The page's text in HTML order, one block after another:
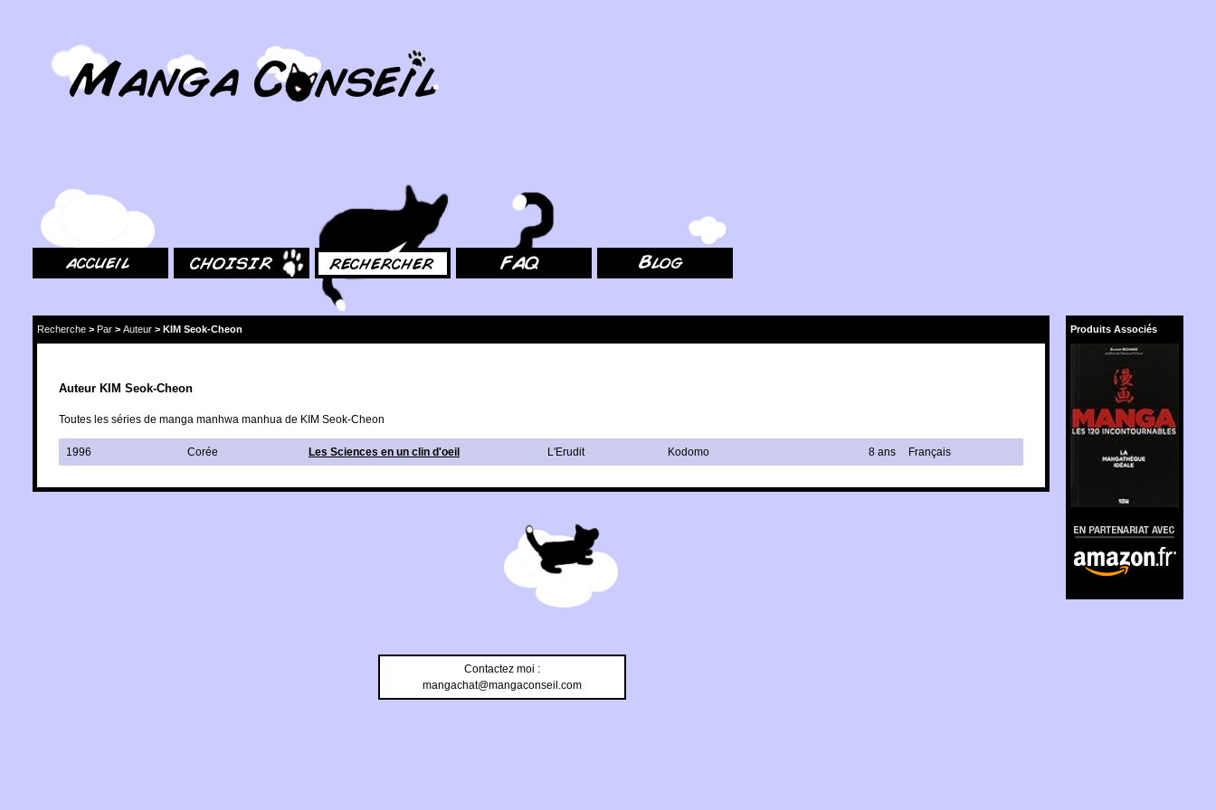
Produits Associés
En partenariat avec
Amazon.fr
Recherche > Par > Auteur > KIM Seok-Cheon
Auteur KIM Seok-Cheon
Toutes les séries de manga manhwa manhua de KIM Seok-Cheon
1996 Corée Les Sciences en un clin d'oeil L'Erudit Kodomo 8 ans Français
Contactez moi :
mangachat@mangaconseil.com